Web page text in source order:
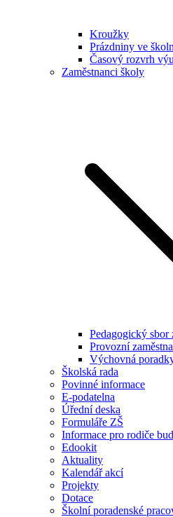
Kroužky
Prázdniny ve
Časový rozvrh
Zaměstnanci školy
Pedagogický
Provozní
Výchovná
Školská rada
Povinné informace
E-podatelna
Úřední deska
Formuláře ZŠ
Informace pro rodiče
Edookit
Aktuality
Kalendář akcí
Projekty
Dotace
Školní poradenské